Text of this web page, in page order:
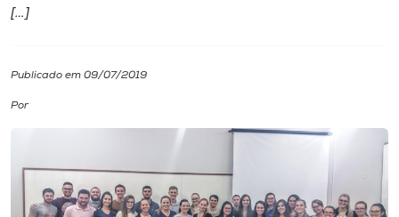
Editora
[…]
Publicado em 09/07/2019
Por